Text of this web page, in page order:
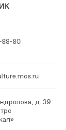
88-80
д. 39